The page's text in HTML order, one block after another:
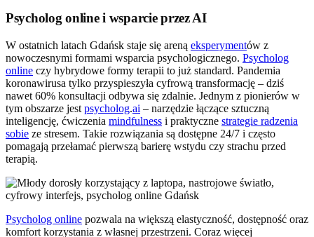
Psycholog online i wsparcie przez AI
W ostatnich latach Gdańsk staje się areną eksperymentów z
nowoczesnymi formami wsparcia psychologicznego. Psycholog
online czy hybrydowe formy terapii to już standard. Pandemia
koronawirusa tylko przyspieszyła cyfrową transformację – dziś
nawet 60% konsultacji odbywa się zdalnie. Jednym z pionierów w
tym obszarze jest psycholog.ai – narzędzie łączące sztuczną
inteligencję, ćwiczenia mindfulness i praktyczne strategie radzenia
sobie ze stresem. Takie rozwiązania są dostępne 24/7 i często
pomagają przełamać pierwszą barierę wstydu czy strachu przed
terapią.
Psycholog online pozwala na większą elastyczność, dostępność oraz
komfort korzystania z własnej przestrzeni. Coraz więcej